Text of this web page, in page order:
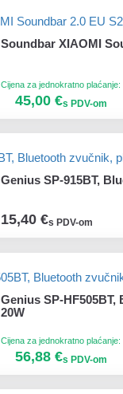
Soundbar XIAOMI
Cijena za jednokratno plaćanje:
45,00 €s PDV-om
Genius SP-915BT,
15,40 €s PDV-om
Genius SP-
20W
Cijena za jednokratno plaćanje:
56,88 €s PDV-om